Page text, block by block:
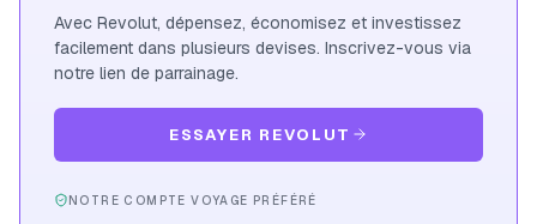
Avec Revolut, dépensez, économisez et investissez
facilement dans plusieurs devises. Inscrivez-vous via
notre lien de parrainage.
ESSAYER REVOLUT
NOTRE COMPTE VOYAGE PRÉFÉRÉ